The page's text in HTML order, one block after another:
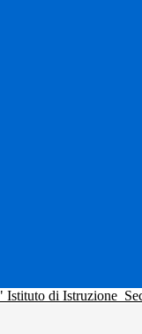
Istituto di Istruzione